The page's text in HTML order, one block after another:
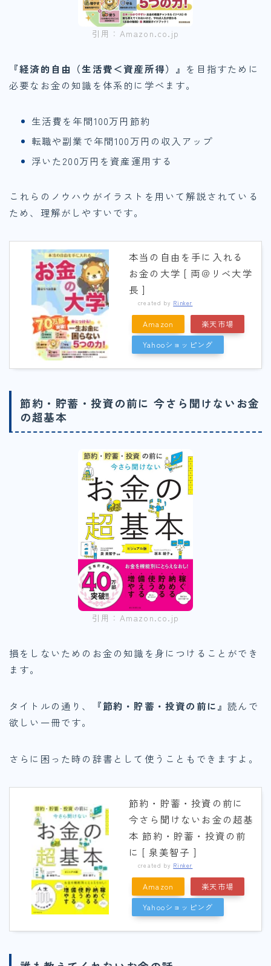
引用：Amazon.co.jp
『経済的自由（生活費＜資産所得）』 を目指すために
必要なお金の知識を体系的に学べます。
生活費を年間100万円節約
転職や副業で年間100万円の収入アップ
浮いた200万円を資産運用する
これらのノウハウがイラストを用いて解説されている
ため、理解がしやすいです。
本当の自由を手に入れる
お金の大学 [ 両＠リベ大学
長 ]
created by Rinker
Amazon
楽天市場
Yahooショッピング
節約・貯蓄・投資の前に 今さら聞けないお金
の超基本
引用：Amazon.co.jp
損をしないためのお金の知識を身につけることができ
ます。
タイトルの通り、 『節約・貯蓄・投資の前に』読んで
欲しい一冊です。
さらに困った時の辞書として使うこともできますよ。
節約・貯蓄・投資の前に
今さら聞けないお金の超基
本 節約・貯蓄・投資の前
に [ 泉美智子 ]
created by Rinker
Amazon
楽天市場
Yahooショッピング